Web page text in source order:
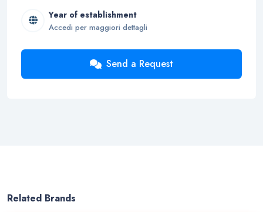
Year of establishment
Accedi per maggiori dettagli
Send a Request
Related Brands